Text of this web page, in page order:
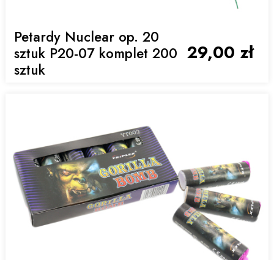
Petardy Nuclear op. 20
sztuk P20-07 komplet 200
sztuk
29,00 zł